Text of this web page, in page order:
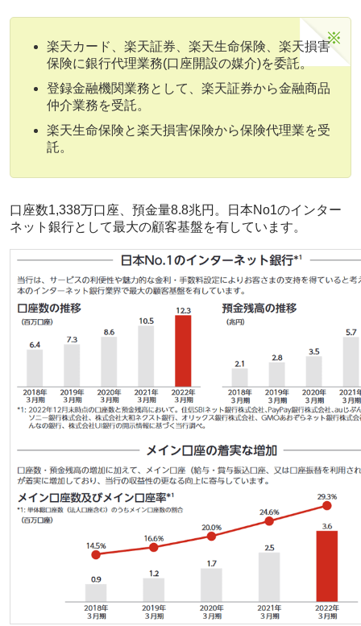
楽天カード、楽天証券、楽天生命保険、楽天損害
保険に銀行代理業務(口座開設の媒介)を委託。
登録金融機関業務として、楽天証券から金融商品
仲介業務を受託。
楽天生命保険と楽天損害保険から保険代理業を受
託。
口座数1,338万口座、預金量8.8兆円。日本No1のインター
ネット銀行として最大の顧客基盤を有しています。